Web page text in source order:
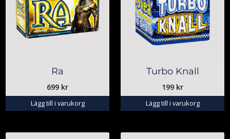
Ra
699 kr
Lägg till i varukorg
Turbo Knall
199 kr
Lägg till i varukorg